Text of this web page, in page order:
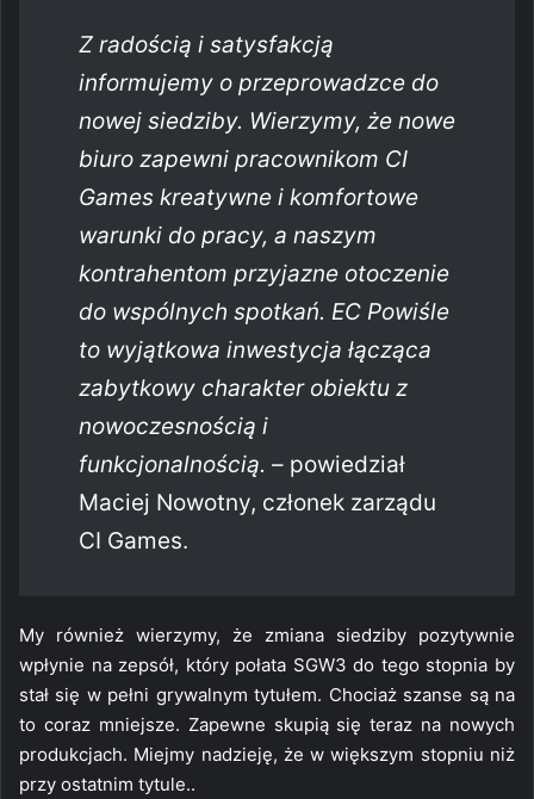
Z radością i satysfakcją
informujemy o przeprowadzce do
nowej siedziby. Wierzymy, że nowe
biuro zapewni pracownikom CI
Games kreatywne i komfortowe
warunki do pracy, a naszym
kontrahentom przyjazne otoczenie
do wspólnych spotkań. EC Powiśle
to wyjątkowa inwestycja łącząca
zabytkowy charakter obiektu z
nowoczesnością i
funkcjonalnością. – powiedział
Maciej Nowotny, członek zarządu
CI Games.
My również wierzymy, że zmiana siedziby pozytywnie
wpłynie na zepsół, który połata SGW3 do tego stopnia by
stał się w pełni grywalnym tytułem. Chociaż szanse są na
to coraz mniejsze. Zapewne skupią się teraz na nowych
produkcjach. Miejmy nadzieję, że w większym stopniu niż
przy ostatnim tytule..